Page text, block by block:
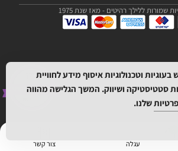
שמורות ללילך רהיטים - מאז שנת 1975
עגלה צור קשר
וטכנולוגיות איסוף מידע לחוויית
סטטיסטיקה ושיווק. המשך הגלישה מהווה
שלנו.